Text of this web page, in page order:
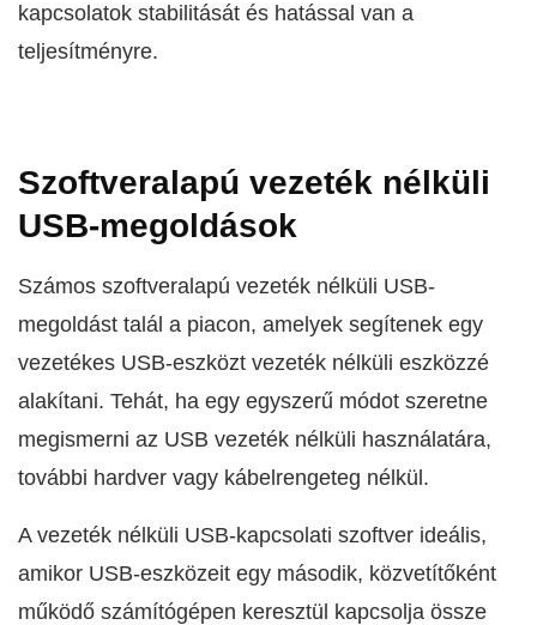
kapcsolatok stabilitását és hatással van a
teljesítményre.
Szoftveralapú vezeték nélküli
USB-megoldások
Számos szoftveralapú vezeték nélküli USB-
megoldást talál a piacon, amelyek segítenek egy
vezetékes USB-eszközt vezeték nélküli eszközzé
alakítani. Tehát, ha egy egyszerű módot szeretne
megismerni az USB vezeték nélküli használatára,
további hardver vagy kábelrengeteg nélkül.
A vezeték nélküli USB-kapcsolati szoftver ideális,
amikor USB-eszközeit egy második, közvetítőként
működő számítógépen keresztül kapcsolja össze